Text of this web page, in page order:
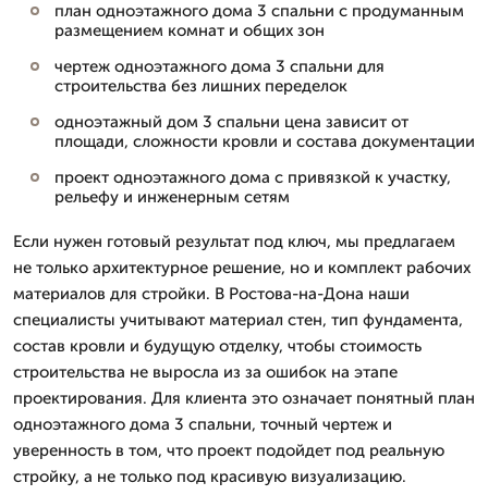
план одноэтажного дома 3 спальни с продуманным
размещением комнат и общих зон
чертеж одноэтажного дома 3 спальни для
строительства без лишних переделок
одноэтажный дом 3 спальни цена зависит от
площади, сложности кровли и состава документации
проект одноэтажного дома с привязкой к участку,
рельефу и инженерным сетям
Если нужен готовый результат под ключ, мы предлагаем
не только архитектурное решение, но и комплект рабочих
материалов для стройки. В Ростова-на-Дона наши
специалисты учитывают материал стен, тип фундамента,
состав кровли и будущую отделку, чтобы стоимость
строительства не выросла из за ошибок на этапе
проектирования. Для клиента это означает понятный план
одноэтажного дома 3 спальни, точный чертеж и
уверенность в том, что проект подойдет под реальную
стройку, а не только под красивую визуализацию.